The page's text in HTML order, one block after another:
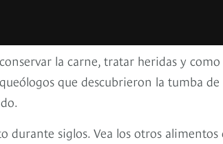
la carne, tratar heridas y como
que descubrieron la tumba de
durante siglos. Vea los otros alimentos